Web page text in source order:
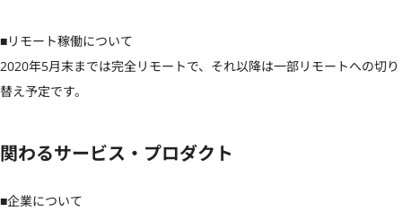
■リモート稼働について
2020年5月末までは完全リモートで、それ以降は一部リモートへの切り
替え予定です。
関わるサービス・プロダクト
■企業について